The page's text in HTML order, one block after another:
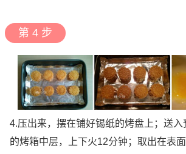
第 4 步
4.压出来，摆在铺好锡纸的烤盘上；送
的烤箱中层，上下火12分钟；取出在表